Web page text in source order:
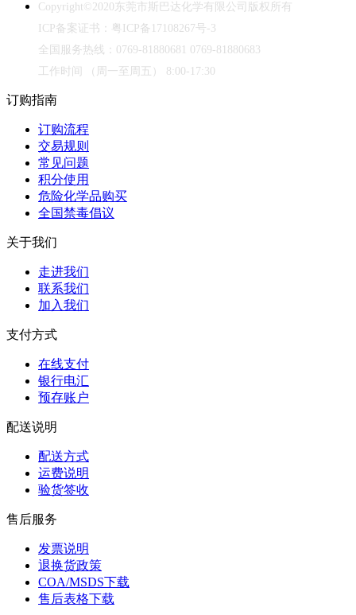
Copyright©2020 东莞市斯巴达化学有限公司版权所有
ICP备案证书：粤 ICP备 17108267号-3
全国服务热线： 0769-81880681 0769-81880683
工作时间
（周一至周五） 8:00-17:30
订购指南
订购流程
交易规则
常见问题
积分使用
危险化学品购买
全国禁毒倡议
关于我们
走进我们
联系我们
加入我们
支付方式
在线支付
银行电汇
预存账户
配送说明
配送方式
运费说明
验货签收
售后服务
发票说明
退换货政策
COA/MSDS下载
售后表格下载